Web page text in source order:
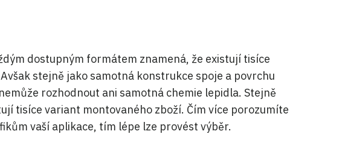
dostupným formátem znamená, že existují tisíce
stejně jako samotná konstrukce spoje a povrchu
rozhodnout ani samotná chemie lepidla. Stejně
tisíce variant montovaného zboží. Čím více porozumíte
vaší aplikace, tím lépe lze provést výběr.